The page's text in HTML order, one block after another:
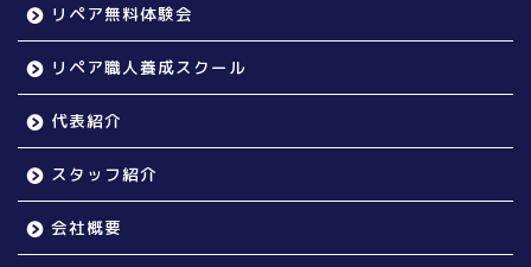
リペア無料体験会
リペア職人養成スクール
代表紹介
スタッフ紹介
会社概要